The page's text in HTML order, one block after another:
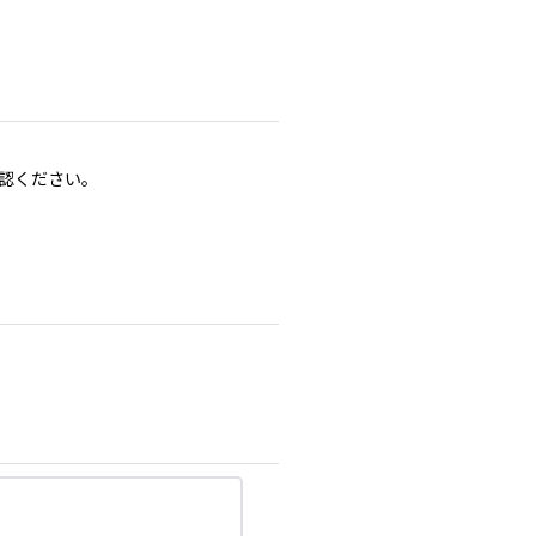
ください。